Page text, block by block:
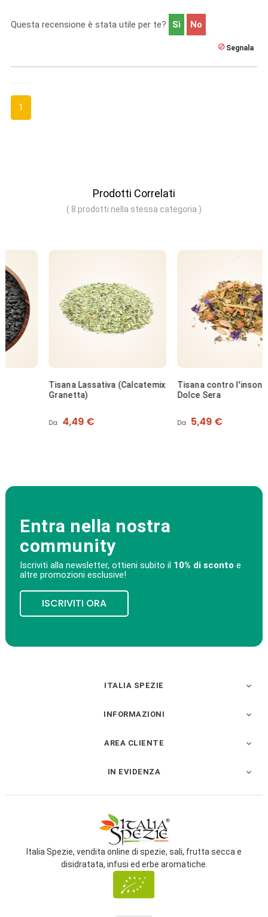
Questa recensione è stata utile per te? Sì No
Segnala
1
Prodotti Correlati
( 8 prodotti nella stessa categoria )
Tisana Lassativa (Calcatemix
Granetta)
Prezzo
4,49 €
Tisana contro l'insonnia -
Dolce Sera
Prezzo
5,49 €
Entra nella nostra
community
Iscriviti alla newsletter, ottieni subito il 10% di sconto e
altre promozioni esclusive!
ISCRIVITI ORA
ITALIA SPEZIE 
INFORMAZIONI 
AREA CLIENTE 
IN EVIDENZA 
Italia Spezie, vendita online di spezie, sali, frutta secca e
disidratata, infusi ed erbe aromatiche.